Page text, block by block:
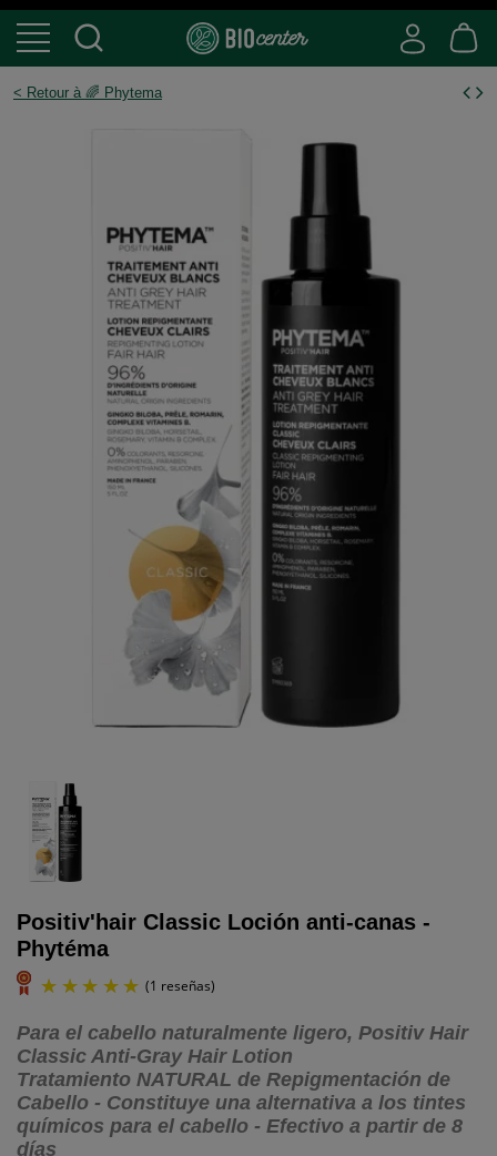
Positiv'hair Classic Loción anti-canas -
Phytéma
Para el cabello naturalmente ligero, Positiv Hair
Classic Anti-Gray Hair Lotion
Tratamiento NATURAL de Repigmentación de
Cabello - Constituye una alternativa a los tintes
químicos para el cabello - Efectivo a partir de 8
días